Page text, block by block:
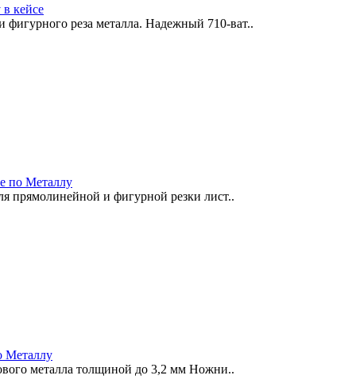
кейсе
реза металла. Надежный 710-ват..
по Металлу
прямолинейной и фигурной резки лист..
Металлу
металла толщиной до 3,2 мм Ножни..